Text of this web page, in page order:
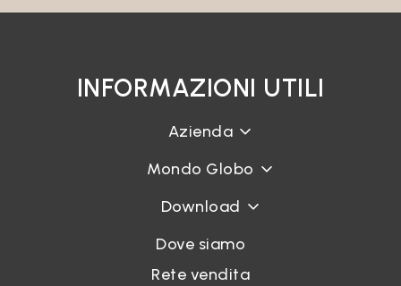
INFORMAZIONI UTILI
Azienda
Mondo Globo
Download
Dove siamo
Rete vendita